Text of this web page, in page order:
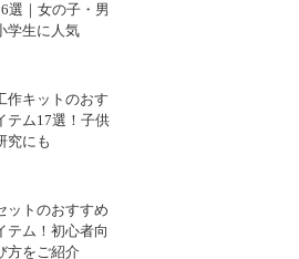
選｜女の子・男
学生に人気
作キットのおす
テム17選！子供
究にも
ットのおすすめ
テム！初心者向
方をご紹介